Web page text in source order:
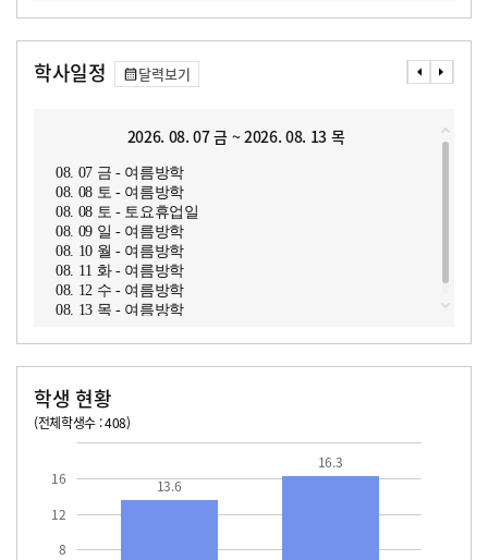
학사일정 달력보기
2026. 08. 07 금 ~ 2026. 08. 13 목
08. 07 금 - 여름방학
08. 08 토 - 여름방학
08. 08 토 - 토요휴업일
08. 09 일 - 여름방학
08. 10 월 - 여름방학
08. 11 화 - 여름방학
08. 12 수 - 여름방학
08. 13 목 - 여름방학
학생 현황
(전체학생수 : 408)
8
12
16 13.6
16.3